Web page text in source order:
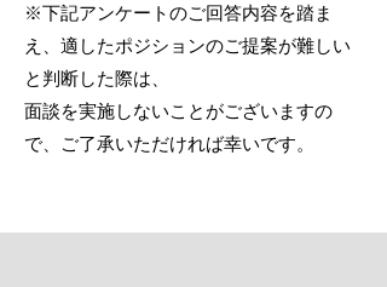
※下記アンケートのご回答内容を踏ま
え、適したポジションのご提案が難しい
と判断した際は、
面談を実施しないことがございますの
で、ご了承いただければ幸いです。